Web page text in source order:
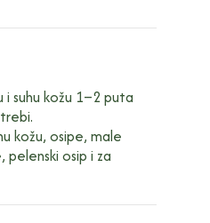
suhu kožu 1–2 puta
kožu, osipe, male
osip i za